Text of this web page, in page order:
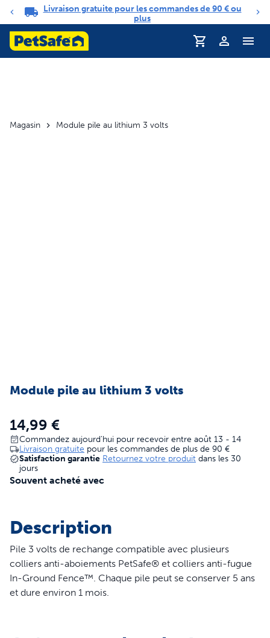
Carrousel de notifications
Livraison gratuite pour les commandes de 90 € ou
plus
Profil
Magasin Module pile au lithium 3 volts
Module pile au lithium 3 volts
14,99 €
Commandez aujourd'hui pour recevoir entre août 13 - 14
Livraison gratuite pour les commandes de plus de 90 €
Satisfaction garantie Retournez votre produit dans les 30
jours
Souvent acheté avec
Description
Pile 3 volts de rechange compatible avec plusieurs
colliers anti-aboiements PetSafe® et colliers anti-fugue
In-Ground Fence™. Chaque pile peut se conserver 5 ans
et dure environ 1 mois.